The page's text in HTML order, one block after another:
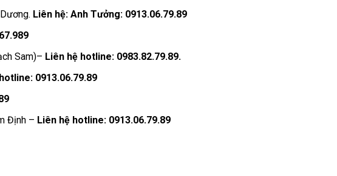
Liên hệ: Anh Tưởng: 0913.06.79.89
Sam)– Liên hệ hotline: 0983.82.79.89.
0913.06.79.89
Định – Liên hệ hotline: 0913.06.79.89